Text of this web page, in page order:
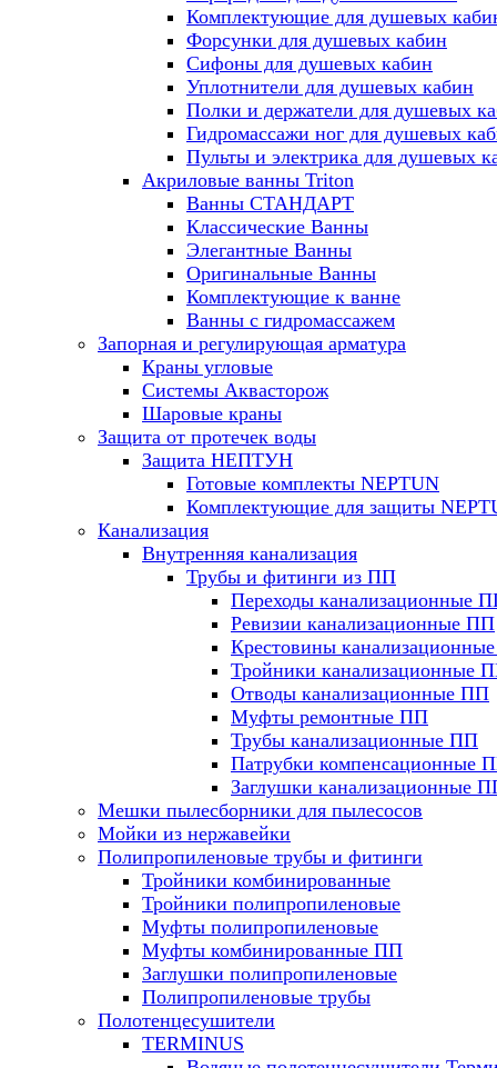
Комплектующие для душевых
Форсунки для душевых кабин
Сифоны для душевых кабин
Уплотнители для душевых кабин
Полки и держатели для душевых
Гидромассажи ног для душевых
Пульты и электрика для душевых
Акриловые ванны Triton
Ванны СТАНДАРТ
Классические Ванны
Элегантные Ванны
Оригинальные Ванны
Комплектующие к ванне
Ванны с гидромассажем
Запорная и регулирующая арматура
Краны угловые
Системы Аквасторож
Шаровые краны
Защита от протечек воды
Защита НЕПТУН
Готовые комплекты NEPTUN
Комплектующие для защиты
Канализация
Внутренняя канализация
Трубы и фитинги из ПП
Переходы канализационные
Ревизии канализационные ПП
Крестовины
Тройники канализационные
Отводы канализационные ПП
Муфты ремонтные ПП
Трубы канализационные ПП
Патрубки компенсационные
Заглушки канализационные
Мешки пылесборники для пылесосов
Мойки из нержавейки
Полипропиленовые трубы и фитинги
Тройники комбинированные
Тройники полипропиленовые
Муфты полипропиленовые
Муфты комбинированные ПП
Заглушки полипропиленовые
Полипропиленовые трубы
Полотенцесушители
TERMINUS